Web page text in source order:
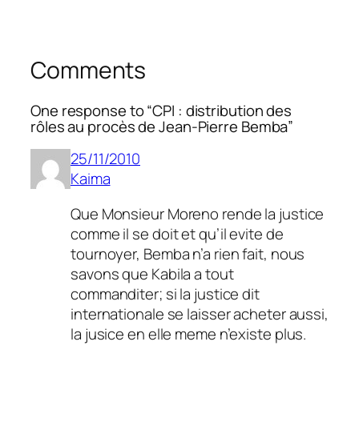
Comments
One response to “CPI : distribution des
rôles au procès de Jean-Pierre Bemba”
25/11/2010
Kaima
Que Monsieur Moreno rende la justice
comme il se doit et qu’il evite de
tournoyer, Bemba n’a rien fait, nous
savons que Kabila a tout
commanditer; si la justice dit
internationale se laisser acheter aussi,
la jusice en elle meme n’existe plus.